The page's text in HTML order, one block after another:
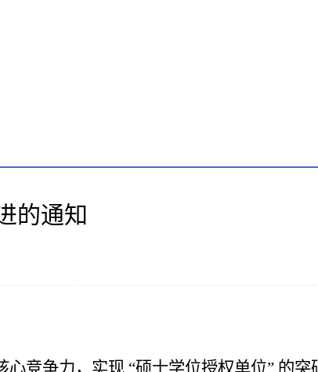
的通知
竞争力，实现 “硕士学位授权单位” 的突